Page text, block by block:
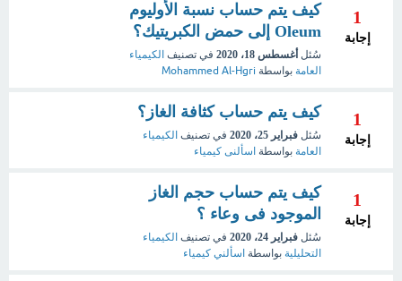
1
إجابة
كيف يتم حساب نسبة الأوليوم
Oleum إلى حمض الكبريتيك؟
سُئل أغسطس 18، 2020 في تصنيف الكيمياء
العامة بواسطة Mohammed Al-Hgri
1
إجابة
كيف يتم حساب كثافة الغاز؟
سُئل فبراير 25، 2020 في تصنيف الكيمياء
العامة بواسطة اسألنى كيمياء
1
إجابة
كيف يتم حساب حجم الغاز
الموجود فى وعاء ؟
سُئل فبراير 24، 2020 في تصنيف الكيمياء
التحليلية بواسطة اسألني كيمياء